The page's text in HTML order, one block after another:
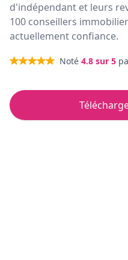
d'indépendant et leurs
100 conseillers
actuellement confiance.
Noté 4.8 sur 5